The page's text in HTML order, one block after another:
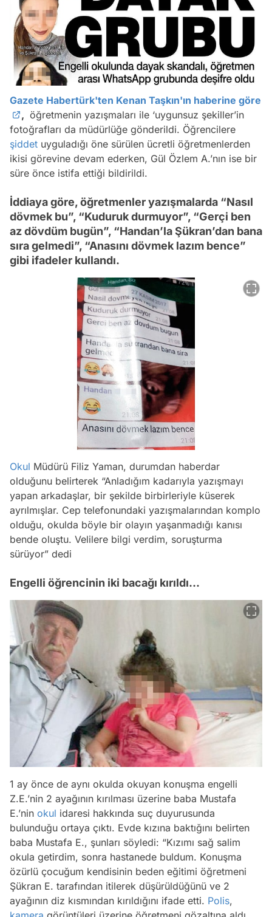
Gazete Habertürk'ten Kenan Taşkın'ın haberine göre
, öğretmenin yazışmaları ile ‘uygunsuz şekiller’in
fotoğrafları da müdürlüğe gönderildi. Öğrencilere
şiddet uyguladığı öne sürülen ücretli öğretmenlerden
ikisi görevine devam ederken, Gül Özlem A.’nın ise bir
süre önce istifa ettiği bildirildi.
İddiaya göre, öğretmenler yazışmalarda “Nasıl
dövmek bu”, “Kuduruk durmuyor”, “Gerçi ben
az dövdüm bugün”, “Handan’la Şükran’dan bana
sıra gelmedi”, “Anasını dövmek lazım bence”
gibi ifadeler kullandı.
Okul Müdürü Filiz Yaman, durumdan haberdar
olduğunu belirterek “Anladığım kadarıyla yazışmayı
yapan arkadaşlar, bir şekilde birbirleriyle küserek
ayrılmışlar. Cep telefonundaki yazışmalarından komplo
olduğu, okulda böyle bir olayın yaşanmadığı kanısı
bende oluştu. Velilere bilgi verdim, soruşturma
sürüyor” dedi
Engelli öğrencinin iki bacağı kırıldı...
1 ay önce de aynı okulda okuyan konuşma engelli
Z.E.’nin 2 ayağının kırılması üzerine baba Mustafa
E.’nin okul idaresi hakkında suç duyurusunda
bulunduğu ortaya çıktı. Evde kızına baktığını belirten
baba Mustafa E., şunları söyledi: “Kızımı sağ salim
okula getirdim, sonra hastanede buldum. Konuşma
özürlü çocuğum kendisinin beden eğitimi öğretmeni
Şükran E. tarafından itilerek düşürüldüğünü ve 2
ayağının diz kısmından kırıldığını ifade etti. Polis,